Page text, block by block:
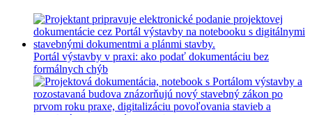
Portál výstavby v praxi: ako podať dokumentáciu bez
formálnych chýb